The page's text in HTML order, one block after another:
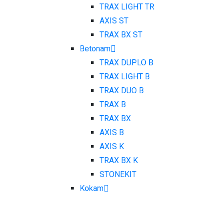
TRAX LIGHT TR
AXIS ST
TRAX BX ST
Betonam
TRAX DUPLO B
TRAX LIGHT B
TRAX DUO B
TRAX B
TRAX BX
AXIS B
AXIS K
TRAX BX K
STONEKIT
Kokam